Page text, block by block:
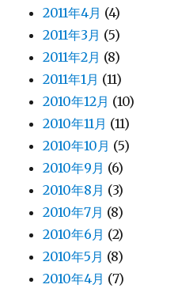
2011年4月 (4)
2011年3月 (5)
2011年2月 (8)
2011年1月 (11)
2010年12月 (10)
2010年11月 (11)
2010年10月 (5)
2010年9月 (6)
2010年8月 (3)
2010年7月 (8)
2010年6月 (2)
2010年5月 (8)
2010年4月 (7)